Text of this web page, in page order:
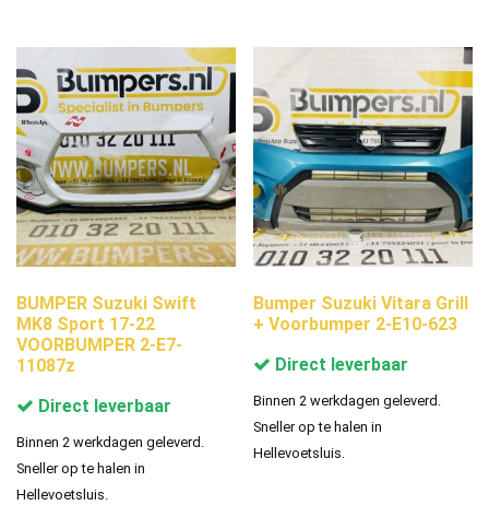
BUMPER Suzuki Swift
MK8 Sport 17-22
VOORBUMPER 2-E7-
11087z
Direct leverbaar
Binnen 2 werkdagen geleverd.
Sneller op te halen in
Hellevoetsluis.
Bumper Suzuki Vitara Grill
+ Voorbumper 2-E10-623
Direct leverbaar
Binnen 2 werkdagen geleverd.
Sneller op te halen in
Hellevoetsluis.